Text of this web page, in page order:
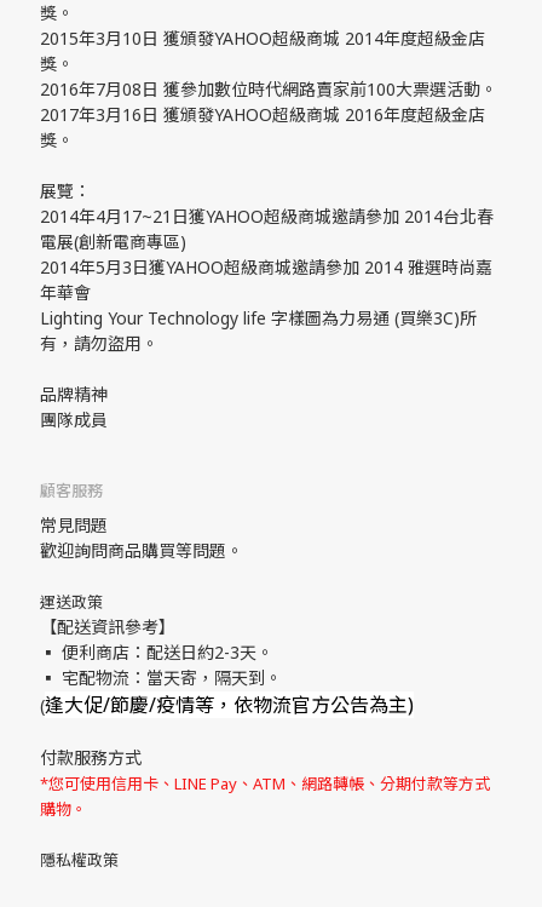
獎。
2015年3月10日 獲頒發YAHOO超級商城 2014年度超級金店
獎。
2016年7月08日 獲參加數位時代網路賣家前100大票選活動。
2017年3月16日 獲頒發YAHOO超級商城 2016年度超級金店
獎。
展覽：
2014年4月17~21日獲YAHOO超級商城邀請參加 2014台北春
電展(創新電商專區)
2014年5月3日獲YAHOO超級商城邀請參加 2014 雅選時尚嘉
年華會
Lighting Your Technology life 字樣圖為力易通 (買樂3C)所
有，請勿盜用。
品牌精神
團隊成員
顧客服務
常見問題
歡迎詢問商品購買等問題。
運送政策
【配送資訊參考】
▪ 便利商店：配送日約2-3天。
▪ 宅配物流：當天寄，隔天到。
(逢大促/節慶/疫情等，依物流官方公告為主)
付款服務方式
*您可使用信用卡、LINE Pay、ATM、網路轉帳、分期付款等方式
購物。
隱私權政策